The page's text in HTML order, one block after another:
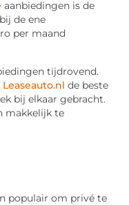
aanbiedingen is de
de ene
per maand
tijdrovend.
Leaseauto.nl de beste
bij elkaar gebracht.
makkelijk te
populair om privé te